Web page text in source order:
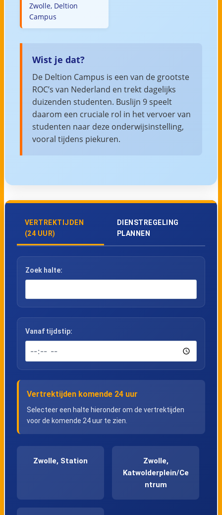
Zwolle, Deltion
Campus
Wist je dat?
De Deltion Campus is een van de grootste
ROC’s van Nederland en trekt dagelijks
duizenden studenten. Buslijn 9 speelt
daarom een cruciale rol in het vervoer van
studenten naar deze onderwijsinstelling,
vooral tijdens piekuren.
VERTREKTIJDEN
(24 UUR)
DIENSTREGELING
PLANNEN
Zoek halte:
Vanaf tijdstip:
Vertrektijden komende 24 uur
Selecteer een halte hieronder om de vertrektijden
voor de komende 24 uur te zien.
Zwolle, Station
Zwolle,
Katwolderplein/Ce
ntrum